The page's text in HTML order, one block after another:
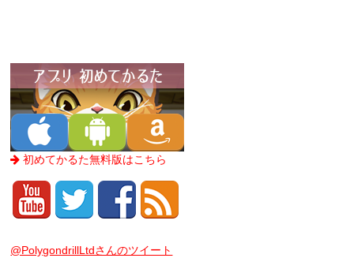
初めてかるた無料版はこちら
@PolygondrillLtdさんのツイート